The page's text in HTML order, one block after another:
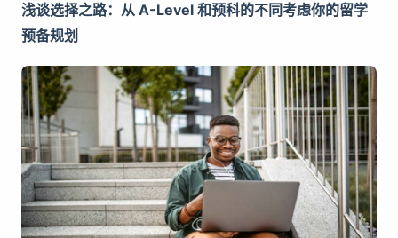
浅谈选择之路：从 A-Level 和预科的不同考虑你的留学
预备规划